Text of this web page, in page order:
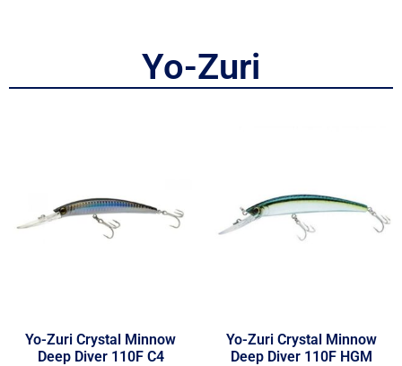
Yo-Zuri
Yo-Zuri Crystal Minnow
Deep Diver 110F C4
Yo-Zuri Crystal Minnow
Deep Diver 110F HGM